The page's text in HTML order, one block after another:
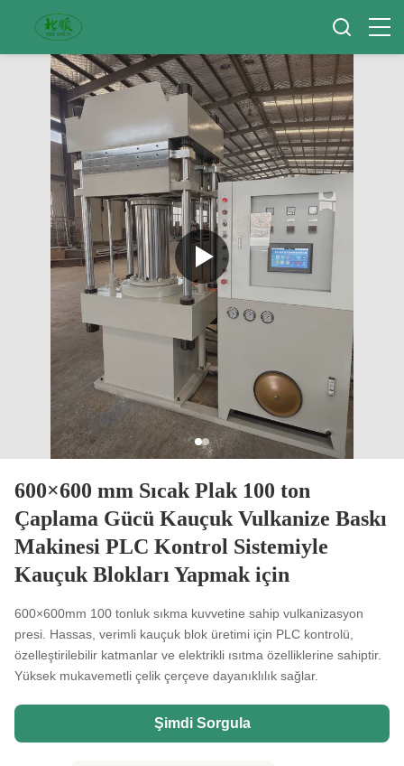
600×600 mm Sıcak Plak 100 ton
Çaplama Gücü Kauçuk Vulkanize Baskı
Makinesi PLC Kontrol Sistemiyle
Kauçuk Blokları Yapmak için
600×600mm 100 tonluk sıkma kuvvetine sahip vulkanizasyon
presi. Hassas, verimli kauçuk blok üretimi için PLC kontrolü,
özelleştirilebilir katmanlar ve elektrikli ısıtma özelliklerine sahiptir.
Yüksek mukavemetli çelik çerçeve dayanıklılık sağlar.
Şimdi Sorgula